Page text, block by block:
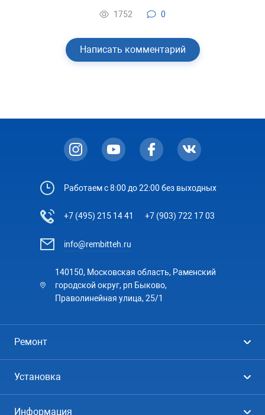
1752 0
Написать комментарий
Работаем с 8:00 до 22:00 без выходных
+7 (495) 215 14 41 +7 (903) 722 17 03
info@rembitteh.ru
140150, Московская область, Раменский
городской округ, рп Быково,
Праволинейная улица, 25/1
Ремонт
Установка
Информация